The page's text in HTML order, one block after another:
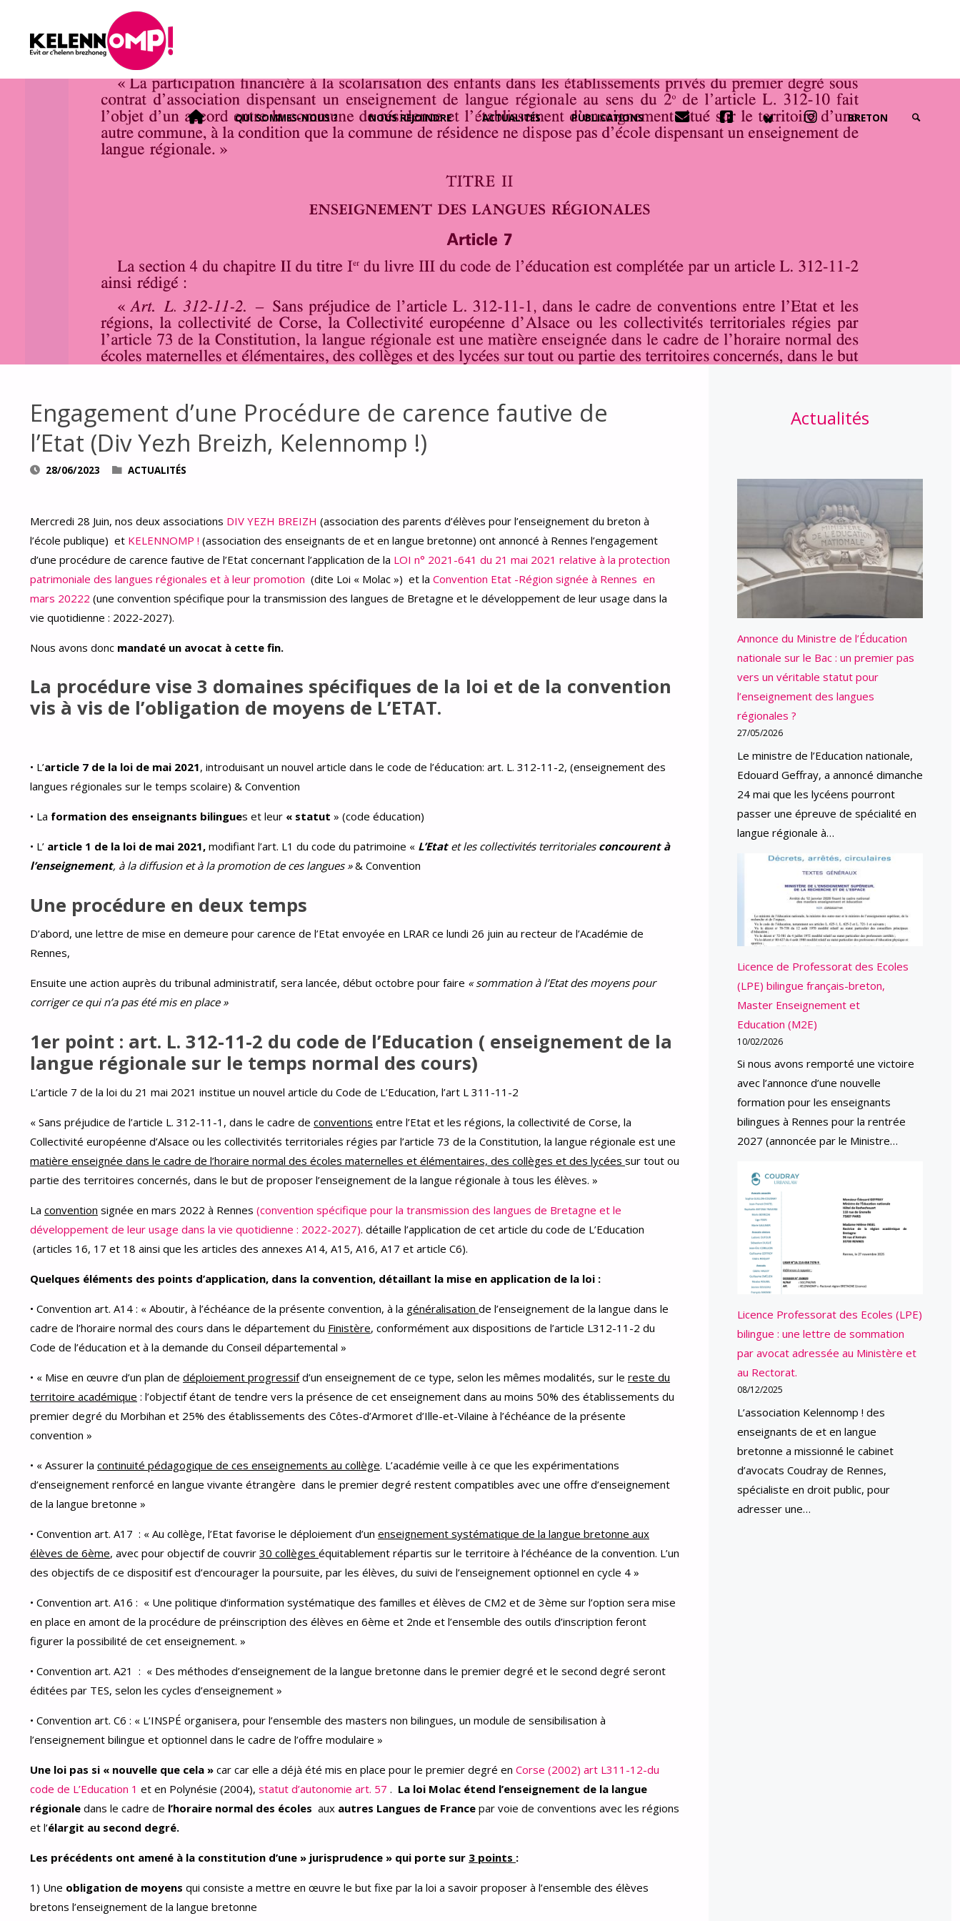
Skip
to
ACCUEILQUI SOMMES-NOUS ? NOUS REJOINDRE ACTUALITÉS PUBLICATIONS NOUS CONTACTER
FACEBOOKBLUESKYINSTAGRAM
BRETON
Engagement d’une Procédure de carence fautive de
l’Etat (Div Yezh Breizh, Kelennomp !)
28/06/2023 ACTUALITÉS
Mercredi 28 Juin, nos deux associations DIV YEZH BREIZH (association des parents d’élèves pour l’enseignement du breton à
l’école publique) et KELENNOMP ! (association des enseignants de et en langue bretonne) ont annoncé à Rennes l’engagement
d’une procédure de carence fautive de l’Etat concernant l’application de la LOI n° 2021-641 du 21 mai 2021 relative à la protection
patrimoniale des langues régionales et à leur promotion (dite Loi « Molac ») et la Convention Etat -Région signée à Rennes en
mars 20222 (une convention spécifique pour la transmission des langues de Bretagne et le développement de leur usage dans la
vie quotidienne : 2022-2027).
Nous avons donc mandaté un avocat à cette fin.
La procédure vise 3 domaines spécifiques de la loi et de la convention
vis à vis de l’obligation de moyens de L’ETAT.
• L’article 7 de la loi de mai 2021, introduisant un nouvel article dans le code de l’éducation: art. L. 312-11-2, (enseignement des
langues régionales sur le temps scolaire) & Convention
• La formation des enseignants bilingues et leur « statut » (code éducation)
• L’ article 1 de la loi de mai 2021, modifiant l’art. L1 du code du patrimoine « L’Etatet les collectivités territoriales concourent à
l’enseignement, à la diffusion et à la promotion de ces langues »& Convention
Une procédure en deux temps
D’abord, une lettre de mise en demeure pour carence de l’Etat envoyée en LRAR ce lundi 26 juin au recteur de l’Académie de
Rennes,
Ensuite une action auprès du tribunal administratif, sera lancée, début octobre pour faire « sommation à l’Etat des moyens pour
corriger ce qui n’a pas été mis en place »
1er point : art. L. 312-11-2 du code de l’Education ( enseignement de la
langue régionale sur le temps normal des cours)
L’article 7 de la loi du 21 mai 2021 institue un nouvel article du Code de L’Education, l’art L 311-11-2
« Sans préjudice de l’article L. 312-11-1, dans le cadre de conventions entre l’Etat et les régions, la collectivité de Corse, la
Collectivité européenne d’Alsace ou les collectivités territoriales régies par l’article 73 de la Constitution, la langue régionale est une
matière enseignée dans le cadre de l’horaire normal des écoles maternelles et élémentaires, des collèges et des lycées sur tout ou
partie des territoires concernés, dans le but de proposer l’enseignement de la langue régionale à tous les élèves. »
La convention signée en mars 2022 à Rennes (convention spécifique pour la transmission des langues de Bretagne et le
développement de leur usage dans la vie quotidienne : 2022-2027). détaille l’application de cet article du code de L’Education
(articles 16, 17 et 18 ainsi que les articles des annexes A14, A15, A16, A17 et article C6).
Quelques éléments des points d’application, dans la convention, détaillant la mise en application de la loi :
• Convention art. A14 : « Aboutir, à l’échéance de la présente convention, à la généralisation de l’enseignement de la langue dans le
cadre de l’horaire normal des cours dans le département du Finistère, conformément aux dispositions de l’article L312-11-2 du
Code de l’éducation et à la demande du Conseil départemental »
• « Mise en œuvre d’un plan de déploiement progressifd’un enseignement de ce type, selon les mêmes modalités, sur le reste du
territoire académique : l’objectif étant de tendre vers la présence de cet enseignement dans au moins 50% des établissements du
premier degré du Morbihan et 25% des établissements des Côtes-d’Armoret d’Ille-et-Vilaine à l’échéance de la présente
convention »
• « Assurer la continuité pédagogique de ces enseignements au collège. L’académie veille à ce que les expérimentations
d’enseignement renforcé en langue vivante étrangère dans le premier degré restent compatibles avec une offre d’enseignement
de la langue bretonne »
• Convention art. A17 : « Au collège, l’Etat favorise le déploiement d’un enseignement systématique de la langue bretonne aux
élèves de 6ème, avec pour objectif de couvrir 30 collèges équitablement répartis sur le territoire à l’échéance de la convention. L’un
des objectifs de ce dispositif est d’encourager la poursuite, par les élèves, du suivi de l’enseignement optionnel en cycle 4 »
• Convention art. A16 : « Une politique d’information systématique des familles et élèves de CM2 et de 3ème sur l’option sera mise
en place en amont de la procédure de préinscription des élèves en 6ème et 2nde et l’ensemble des outils d’inscription feront
figurer la possibilité de cet enseignement. »
• Convention art. A21 : « Des méthodes d’enseignement de la langue bretonne dans le premier degré et le second degré seront
éditées par TES, selon les cycles d’enseignement »
• Convention art. C6 : « L’INSPÉ organisera, pour l’ensemble des masters non bilingues, un module de sensibilisation à
l’enseignement bilingue et optionnel dans le cadre de l’offre modulaire »
Une loi pas si « nouvelle que cela » car car elle a déjà été mis en place pour le premier degré en Corse (2002) art L311-12-du
code de L’Education 1 et en Polynésie (2004), statut d’autonomie art. 57 . La loi Molac étend l’enseignement de la langue
régionale dans le cadre de l’horaire normal des écoles aux autres Langues de France par voie de conventions avec les régions
et l’élargit au second degré.
Les précédents ont amené à la constitution d’une » jurisprudence » qui porte sur 3 points :
1) Une obligation de moyens qui consiste a mettre en œuvre le but fixe par la loi a savoir proposer à l’ensemble des élèves
bretons l’enseignement de la langue bretonne
Actualités
Annonce du Ministre de l’Éducation
nationale sur le Bac : un premier pas
vers un véritable statut pour
l’enseignement des langues
régionales ?
27/05/2026
Le ministre de l’Education nationale,
Edouard Geffray, a annoncé dimanche
24 mai que les lycéens pourront
passer une épreuve de spécialité en
langue régionale à…
Licence de Professorat des Ecoles
(LPE) bilingue français-breton,
Master Enseignement et
Education (M2E)
10/02/2026
Si nous avons remporté une victoire
avec l’annonce d’une nouvelle
formation pour les enseignants
bilingues à Rennes pour la rentrée
2027 (annoncée par le Ministre…
Licence Professorat des Ecoles (LPE)
bilingue : une lettre de sommation
par avocat adressée au Ministère et
au Rectorat.
08/12/2025
L’association Kelennomp ! des
enseignants de et en langue
bretonne a missionné le cabinet
d’avocats Coudray de Rennes,
spécialiste en droit public, pour
adresser une…